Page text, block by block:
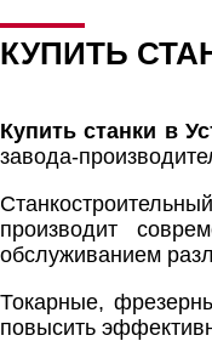
КУПИТЬ
Купить станки в
завода-
производит
обслуживанием
Токарные,
повысить